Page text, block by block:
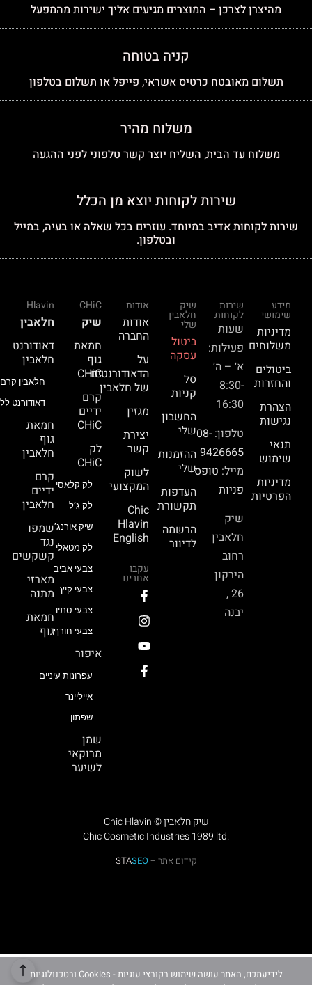
מהיצרן לצרכן – המוצרים מגיעים אליך ישירות מהמפעל
קניה בטוחה
תשלום מאובטח כרטיס אשראי, פייפל או תשלום בטלפון
משלוח מהיר
משלוח עד הבית, השליח יוצר קשר טלפוני לפני ההגעה
שירות לקוחות יוצא מן הכלל
שירות לקוחות אדיב במיוחד. עוזרים בכל שאלה או בעיה, במייל
ובטלפון.
מידע
שימושי
מדיניות
משלוחים
ביטולים
והחזרות
הצהרת
נגישות
תנאי
שימוש
מדיניות
הפרטיות
שירות
לקוחות
שעות
פעילות:
א׳ – ה׳
8:30-
16:30
טלפון: 08-
9426665
מייל: טופס
פניות
שיק
חלאבין
רחוב
הירקון
26 ,
יבנה
שיק
חלאבין
שלי
ביטול
עסקה
סל
קניות
החשבון
שלי
ההזמנות
שלי
העדפות
תקשורת
הרשמה
לדיוור
אודות
אודות
החברה
על
הדאודורנטים
של חלאבין
מגזין
יצירת
קשר
לשוק
המקצועי
Chic
Hlavin
English
עקבו
אחרינו
CHiC
שיק
חמאת
גוף
CHiC
קרם
ידיים
CHiC
לק
CHiC
לק קלאסי
לק ג’ל
שיק אורנג’
לק מטאלי
צבעי אביב
צבעי קיץ
צבעי סתיו
צבעי חורף
איפור
עפרונות עיניים
אייליינר
שפתון
שמן
מרוקאי
לשיער
Hlavin
חלאבין
דאודורנט
חלאבין
חלאבין
דאודורנט
חמאת
גוף
חלאבין
קרם
ידיים
חלאבין
שמפו
נגד
קשקשים
מארזי
מתנה
חמאת
גוף
Chic Hlavin © שיק חלאבין
Chic Cosmetic Industries 1989 ltd.
קידום אתר – STASEO
לידיעתכם, האתר עושה שימוש בקובצי עוגיות - Cookies ובטכנולוגיות